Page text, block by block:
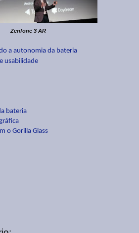
Zenfone 3 AR
a autonomia da bateria
usabilidade
bateria
o Gorilla Glass